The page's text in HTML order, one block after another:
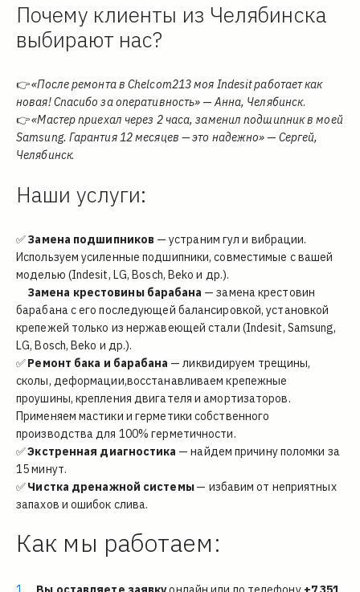
Почему клиенты из Челябинска
выбирают нас?
👉 «После ремонта в Chelcom213 моя Indesit работает как
новая! Спасибо за оперативность» — Анна, Челябинск.
👉 «Мастер приехал через 2 часа, заменил подшипник в моей
Samsung. Гарантия 12 месяцев — это надежно» — Сергей,
Челябинск.
Наши услуги:
✅ Замена подшипников — устраним гул и вибрации.
Используем усиленные подшипники, совместимые с вашей
моделью (Indesit, LG, Bosch, Beko и др.).
Замена крестовины барабана — замена крестовин
барабана с его последующей балансировкой, установкой
крепежей только из нержавеющей стали (Indesit, Samsung,
LG, Bosch, Beko и др.).
✅ Ремонт бака и барабана — ликвидируем трещины,
сколы, деформации,восстанавливаем крепежные
проушины, крепления двигателя и амортизаторов.
Применяем мастики и герметики собственного
производства для 100% герметичности.
✅ Экстренная диагностика — найдем причину поломки за
15 минут.
✅ Чистка дренажной системы — избавим от неприятных
запахов и ошибок слива.
Как мы работаем: